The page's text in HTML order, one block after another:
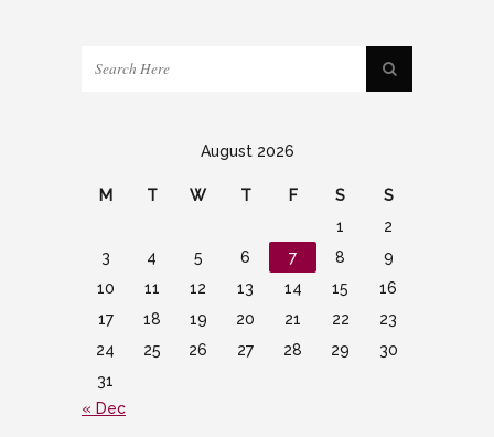
August 2026
M T W T F S
S
1
2
3
4 5 6 7 8
9
10
11 12 13 14 15
16
17
18 19 20 21 22
23
24
25 26 27 28 29
30
31
« Dec